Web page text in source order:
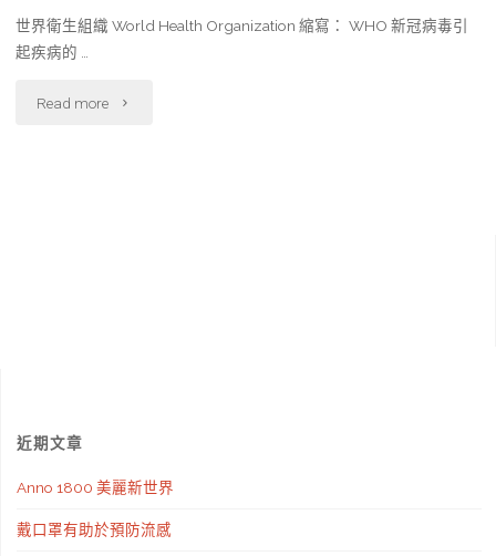
世界衛生組織 World Health Organization 縮寫： WHO 新冠病毒引
起疾病的 …
Read more "Covid-
名"
近期文章
Anno 1800 美麗新世界
戴口罩有助於預防流感